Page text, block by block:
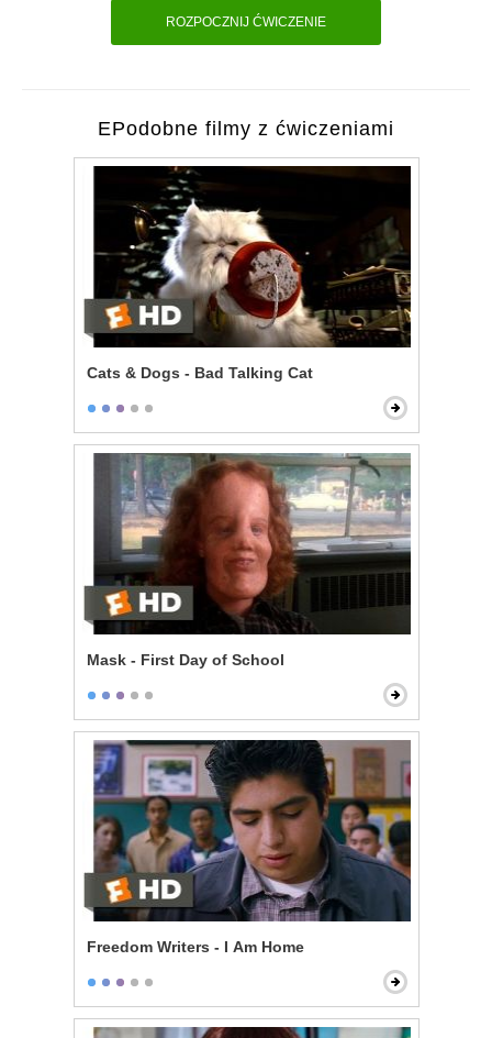
ROZPOCZNIJ ĆWICZENIE
EPodobne filmy z ćwiczeniami
Cats & Dogs - Bad Talking Cat
Mask - First Day of School
Freedom Writers - I Am Home